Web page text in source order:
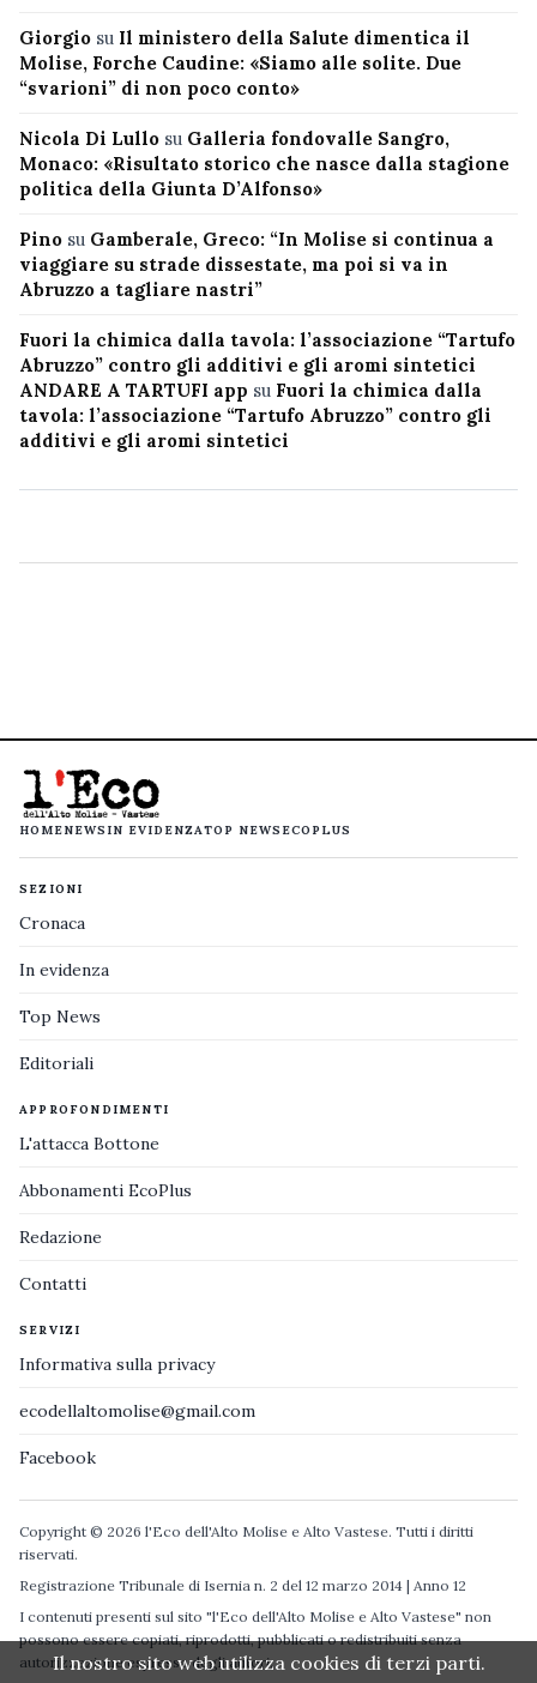
Giorgio su Il ministero della Salute dimentica il
Molise, Forche Caudine: «Siamo alle solite. Due
“svarioni” di non poco conto»
Nicola Di Lullo su Galleria fondovalle Sangro,
Monaco: «Risultato storico che nasce dalla stagione
politica della Giunta D’Alfonso»
Pino su Gamberale, Greco: “In Molise si continua a
viaggiare su strade dissestate, ma poi si va in
Abruzzo a tagliare nastri”
Fuori la chimica dalla tavola: l’associazione “Tartufo
Abruzzo” contro gli additivi e gli aromi sintetici
ANDARE A TARTUFI app su Fuori la chimica dalla
tavola: l’associazione “Tartufo Abruzzo” contro gli
additivi e gli aromi sintetici
HOMENEWS IN EVIDENZATOP NEWS ECOPLUS
SEZIONI
Cronaca
In evidenza
Top News
Editoriali
APPROFONDIMENTI
L'attacca Bottone
Abbonamenti EcoPlus
Redazione
Contatti
SERVIZI
Informativa sulla privacy
ecodellaltomolise@gmail.com
Facebook
Copyright © 2026 l'Eco dell'Alto Molise e Alto Vastese. Tutti i diritti
riservati.
Registrazione Tribunale di Isernia n. 2 del 12 marzo 2014 | Anno 12
I contenuti presenti sul sito "l'Eco dell'Alto Molise e Alto Vastese" non
possono essere copiati, riprodotti, pubblicati o redistribuiti senza
autorizzazione espressa degli autori.
Il nostro sito web utilizza cookies di terzi parti.